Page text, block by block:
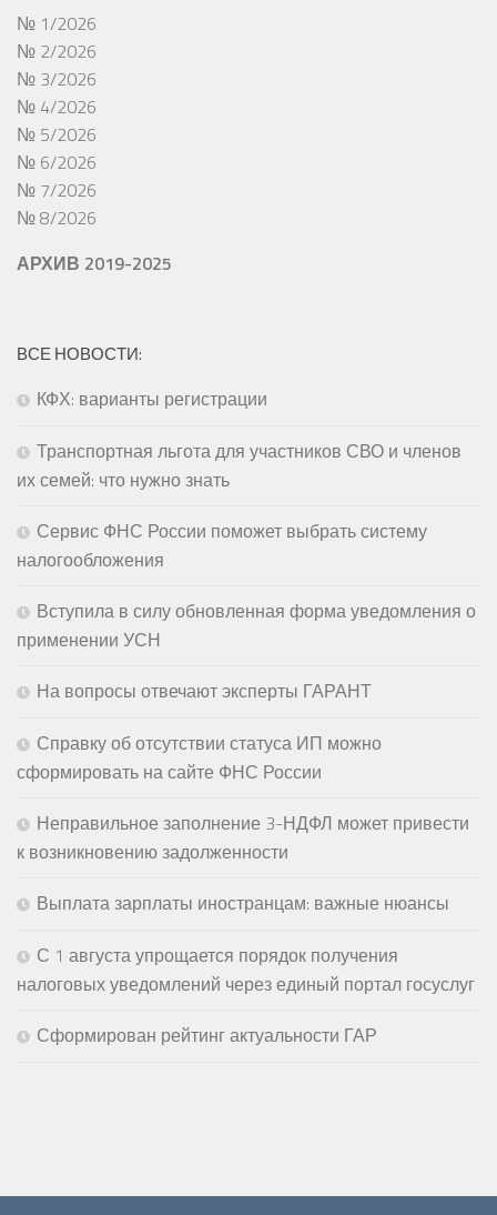
№ 1/2026
№ 2/2026
№ 3/2026
№ 4/2026
№ 5/2026
№ 6/2026
№ 7/2026
№ 8/2026
АРХИВ 2019-2025
ВСЕ НОВОСТИ:
КФХ: варианты регистрации
Транспортная льгота для участников СВО и членов
их семей: что нужно знать
Сервис ФНС России поможет выбрать систему
налогообложения
Вступила в силу обновленная форма уведомления о
применении УСН
На вопросы отвечают эксперты ГАРАНТ
Справку об отсутствии статуса ИП можно
сформировать на сайте ФНС России
Неправильное заполнение 3-НДФЛ может привести
к возникновению задолженности
Выплата зарплаты иностранцам: важные нюансы
С 1 августа упрощается порядок получения
налоговых уведомлений через единый портал госуслуг
Сформирован рейтинг актуальности ГАР